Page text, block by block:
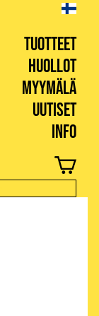
TUOTTEET
HUOLLOT
MYYMÄLÄ
UUTISET
INFO